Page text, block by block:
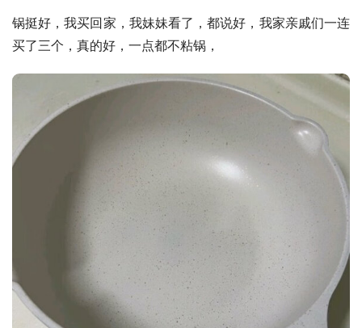
锅挺好，我买回家，我妹妹看了，都说好，我家亲戚们一连
买了三个，真的好，一点都不粘锅，